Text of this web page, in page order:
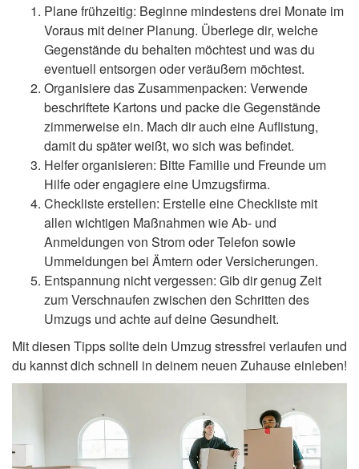
Plane frühzeitig: Beginne mindestens drei Monate im
Voraus mit deiner Planung. Überlege dir, welche
Gegenstände du behalten möchtest und was du
eventuell entsorgen oder veräußern möchtest.
Organisiere das Zusammenpacken: Verwende
beschriftete Kartons und packe die Gegenstände
zimmerweise ein. Mach dir auch eine Auflistung,
damit du später weißt, wo sich was befindet.
Helfer organisieren: Bitte Familie und Freunde um
Hilfe oder engagiere eine Umzugsfirma.
Checkliste erstellen: Erstelle eine Checkliste mit
allen wichtigen Maßnahmen wie Ab- und
Anmeldungen von Strom oder Telefon sowie
Ummeldungen bei Ämtern oder Versicherungen.
Entspannung nicht vergessen: Gib dir genug Zeit
zum Verschnaufen zwischen den Schritten des
Umzugs und achte auf deine Gesundheit.
Mit diesen Tipps sollte dein Umzug stressfrei verlaufen und
du kannst dich schnell in deinem neuen Zuhause einleben!